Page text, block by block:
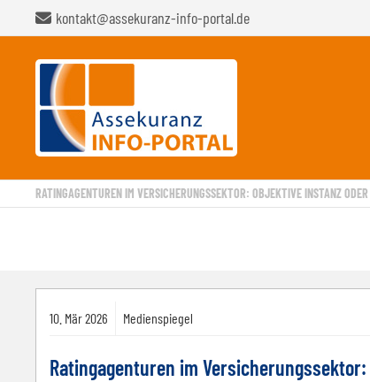
kontakt@assekuranz-info-portal.de
RATINGAGENTUREN IM VERSICHERUNGSSEKTOR: OBJEKTIVE INSTANZ
10. Mär2026 Medienspiegel
Ratingagenturen im